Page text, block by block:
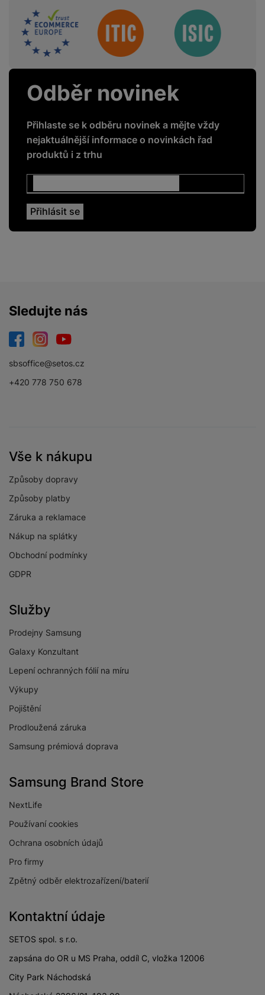
Sdružení
Odběr novinek
Přihlaste se k odběru novinek a mějte vždy
nejaktuálnější informace o novinkách řad
produktů i z trhu
Sledujte nás
sbsoffice@setos.cz
+420 778 750 678
Vše k nákupu
Způsoby dopravy
Způsoby platby
Záruka a reklamace
Nákup na splátky
Obchodní podmínky
GDPR
Služby
Prodejny Samsung
Galaxy Konzultant
Lepení ochranných fólií na míru
Výkupy
Pojištění
Prodloužená záruka
Samsung prémiová doprava
Samsung Brand Store
NextLife
Používaní cookies
Ochrana osobních údajů
Pro firmy
Zpětný odběr elektrozařízení/baterií
Kontaktní údaje
SETOS spol. s r.o.
zapsána do OR u MS Praha, oddíl C, vložka 12006
City Park Náchodská